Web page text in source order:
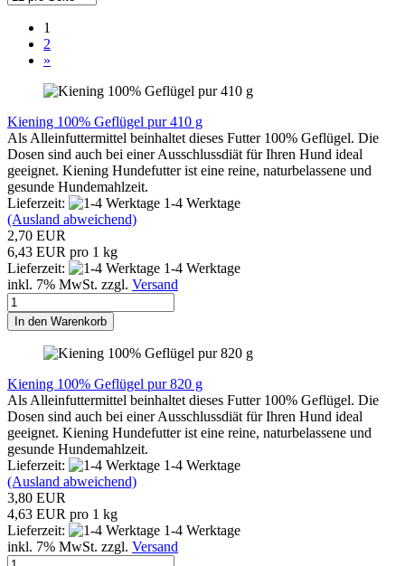
1
2
»
Kiening 100% Geflügel pur 410 g
Als Alleinfuttermittel beinhaltet dieses Futter 100% Geflügel. Die
Dosen sind auch bei einer Ausschlussdiät für Ihren Hund ideal
geeignet. Kiening Hundefutter ist eine reine, naturbelassene und
gesunde Hundemahlzeit.
Lieferzeit:
1-4 Werktage
(Ausland abweichend)
2,70 EUR
6,43 EUR pro 1 kg
Lieferzeit:
1-4 Werktage
inkl. 7% MwSt. zzgl. Versand
In den Warenkorb
Kiening 100% Geflügel pur 820 g
Als Alleinfuttermittel beinhaltet dieses Futter 100% Geflügel. Die
Dosen sind auch bei einer Ausschlussdiät für Ihren Hund ideal
geeignet. Kiening Hundefutter ist eine reine, naturbelassene und
gesunde Hundemahlzeit.
Lieferzeit:
1-4 Werktage
(Ausland abweichend)
3,80 EUR
4,63 EUR pro 1 kg
Lieferzeit:
1-4 Werktage
inkl. 7% MwSt. zzgl. Versand